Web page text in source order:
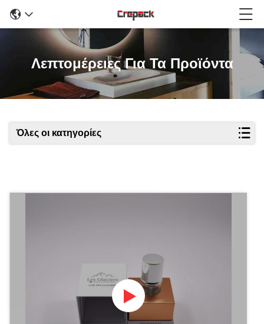
Λεπτομέρειες Για Τα Προϊόντα
Όλες οι κατηγορίες